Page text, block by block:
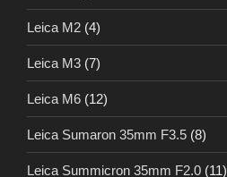
Leica M2 (4)
Leica M3 (7)
Leica M6 (12)
Leica Sumaron 35mm F3.5 (8)
Leica Summicron 35mm F2.0 (11)